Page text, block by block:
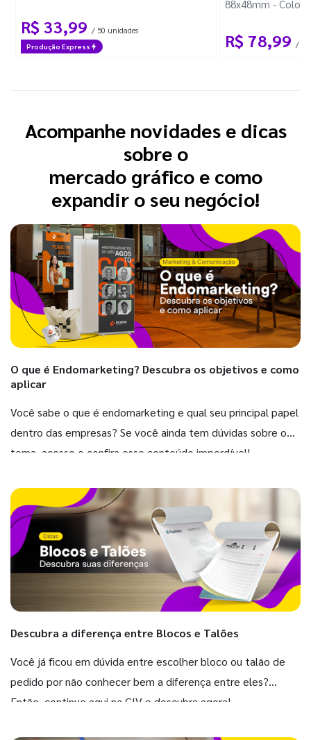
R$ 33,99 / 50 unidades
Produção Express
88x48mm -
R$ 78,99 /
Acompanhe novidades e dicas
sobre o
mercado gráfico e como
expandir o seu negócio!
O que é Endomarketing? Descubra os objetivos e como
aplicar
Você sabe o que é endomarketing e qual seu principal papel
dentro das empresas? Se você ainda tem dúvidas sobre o
tema, acesse e confira esse conteúdo imperdível!
Descubra a diferença entre Blocos e Talões
Você já ficou em dúvida entre escolher bloco ou talão de
pedido por não conhecer bem a diferença entre eles?
Então, continue aqui na GIV e descubra agora!